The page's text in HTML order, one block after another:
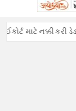
માટે નક્કી કરી